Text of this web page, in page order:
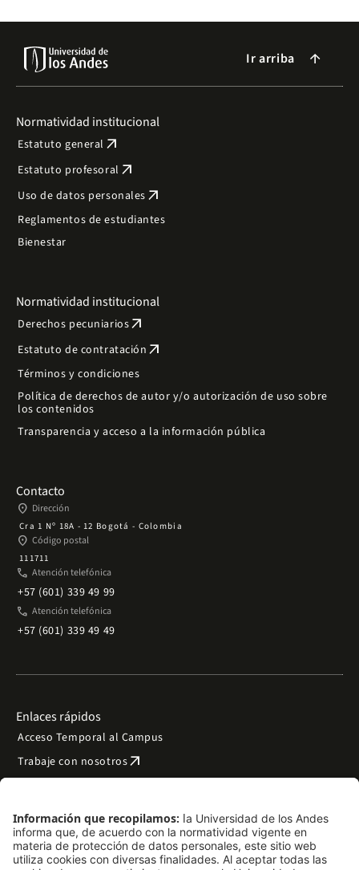
Ir arriba arrow_forward
Normatividad institucional
Estatuto general arrow_outward
Estatuto profesoral arrow_outward
Uso de datos personales arrow_outward
Reglamentos de estudiantes
Bienestar
Normatividad institucional
Derechos pecuniariosarrow_outward
Estatuto de contratación arrow_outward
Términos y condiciones
Política de derechos de autor y/o autorización de uso sobre
los contenidos
Transparencia y acceso a la información pública
Contacto
place Dirección
Cra 1 Nº 18A - 12 Bogotá - Colombia
place Código postal
111711
phone Atención telefónica
+57 (601) 339 49 99
phone Atención telefónica
+57 (601) 339 49 49
Enlaces rápidos
Acceso Temporal al Campus
Trabaje con nosotrosarrow_outward
Preguntas frecuentes
Filantropía y donacionesarrow_outward
Mapa del sitio arrow_outward